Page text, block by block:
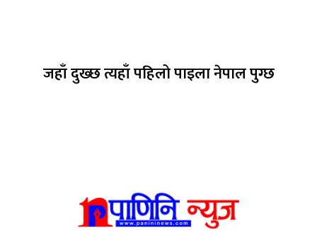
जहाँ दुख्छ त्यहाँ पहिलो पाइला नेपाल पुग्छ